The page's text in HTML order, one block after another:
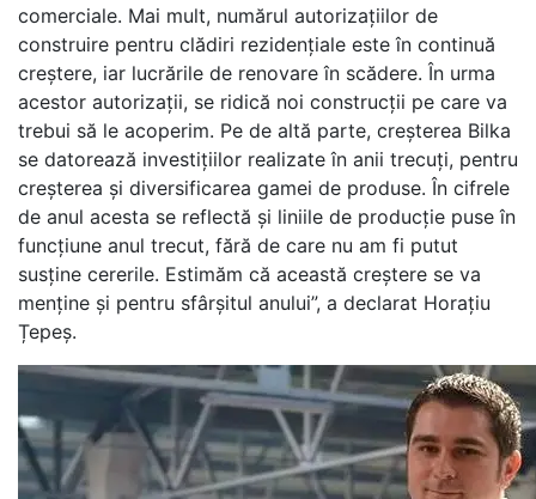
comerciale. Mai mult, numărul autorizaţiilor de
construire pentru clădiri rezidenţiale este în continuă
creștere, iar lucrările de renovare în scădere. În urma
acestor autorizații, se ridică noi construcții pe care va
trebui să le acoperim. Pe de altă parte, creșterea Bilka
se datorează investițiilor realizate în anii trecuți, pentru
creșterea și diversificarea gamei de produse. În cifrele
de anul acesta se reflectă și liniile de producție puse în
funcțiune anul trecut, fără de care nu am fi putut
susține cererile. Estimăm că această creștere se va
menține și pentru sfârșitul anului”, a declarat Horațiu
Țepeș.